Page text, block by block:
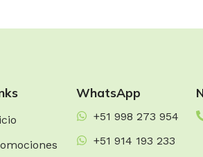
WhatsApp
+51 998 273 954
+51 914 193 233